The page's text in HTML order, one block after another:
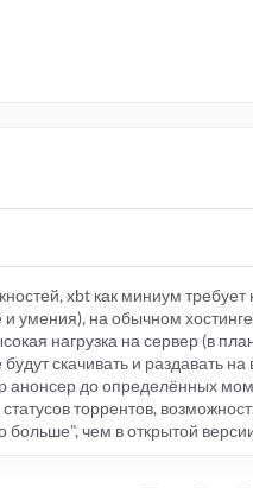
xbt как миниум требует
умения), на обычном
нагрузка на сервер (в
скачивать и раздавать
анонсер до определённых
торрентов,
больше", чем в открытой